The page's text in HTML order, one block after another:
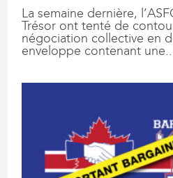
La semaine dernière,
Trésor ont tenté de
négociation collective en
enveloppe contenant